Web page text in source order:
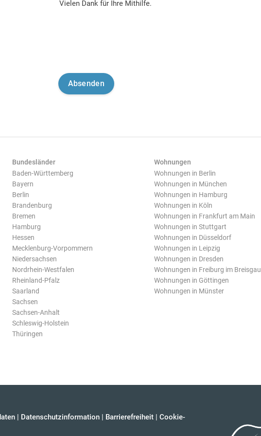
Vielen Dank für Ihre Mithilfe.
Bundesländer
Baden-Württemberg
Bayern
Berlin
Brandenburg
Bremen
Hamburg
Hessen
Mecklenburg-Vorpommern
Niedersachsen
Nordrhein-Westfalen
Rheinland-Pfalz
Saarland
Sachsen
Sachsen-Anhalt
Schleswig-Holstein
Thüringen
Wohnungen
Wohnungen in Berlin
Wohnungen in München
Wohnungen in Hamburg
Wohnungen in Köln
Wohnungen in Frankfurt am Main
Wohnungen in Stuttgart
Wohnungen in Düsseldorf
Wohnungen in Leipzig
Wohnungen in Dresden
Wohnungen in Freiburg im Breisgau
Wohnungen in Göttingen
Wohnungen in Münster
| Datenschutzinformation | Barrierefreiheit | Cookie-